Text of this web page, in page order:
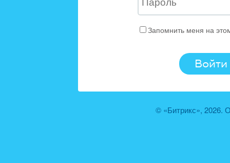
Запомнить меня на
© «Битрикс», 2026.